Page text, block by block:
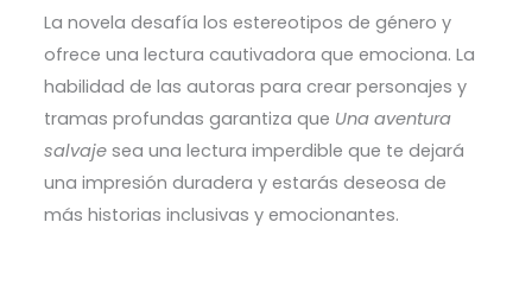
La novela desafía los estereotipos de género y
ofrece una lectura cautivadora que emociona. La
habilidad de las autoras para crear personajes y
tramas profundas garantiza que Una aventura
salvajesea una lectura imperdible que te dejará
una impresión duradera y estarás deseosa de
más historias inclusivas y emocionantes.